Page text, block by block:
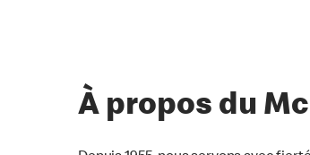
À propos du